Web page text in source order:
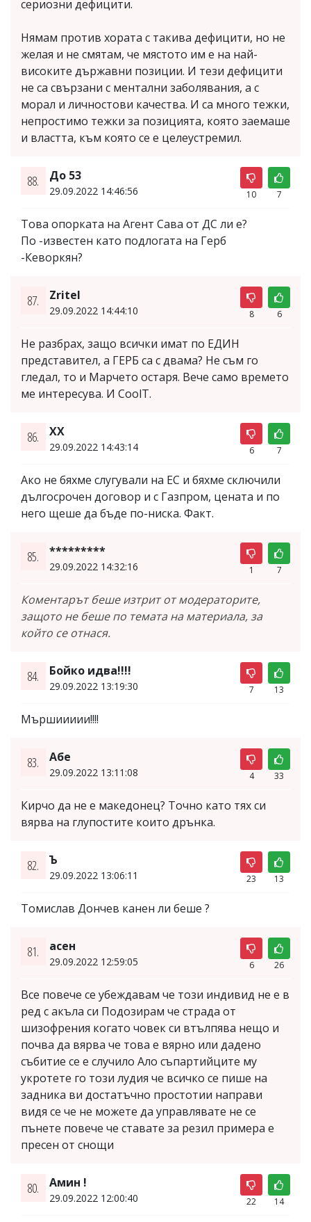
сериозни дефицити.
Нямам против хората с такива дефицити, но не
желая и не смятам, че мястото им е на най-
високите държавни позиции. И тези дефицити
не са свързани с ментални заболявания, а с
морал и личностови качества. И са много тежки,
непростимо тежки за позицията, която заемаше
и властта, към която се е целеустремил.
88. До 53
29.09.2022 14:46:56 10 7
Това опорката на Агент Сава от ДС ли е?
По -известен като подлогата на Герб
-Кеворкян?
87. Zritel
29.09.2022 14:44:10 8 6
Не разбрах, защо всички имат по ЕДИН
представител, а ГЕРБ са с двама? Не съм го
гледал, то и Марчето остаря. Вече само времето
ме интересува. И CoolT.
86. ХХ
29.09.2022 14:43:14 6 7
Ако не бяхме слугували на ЕС и бяхме сключили
дългосрочен договор и с Газпром, цената и по
него щеше да бъде по-ниска. Факт.
85. *********
29.09.2022 14:32:16 1 7
Коментарът беше изтрит от модераторите,
защото не беше по темата на материала, за
който се отнася.
84. Бойко идва!!!!
29.09.2022 13:19:30 7 13
Мършиииии!!!!
83. Абе
29.09.2022 13:11:08 4 33
Кирчо да не е македонец? Точно като тях си
вярва на глупостите които дрънка.
82. Ъ
29.09.2022 13:06:11 23 13
Томислав Дончев канен ли беше ?
81. асен
29.09.2022 12:59:05 6 26
Все повече се убеждавам че този индивид не е в
ред с акъла си Подозирам че страда от
шизофрения когато човек си втълпява нещо и
почва да вярва че това е вярно или дадено
събитие се е случило Ало съпартийците му
укротете го този лудия че всичко се пише на
задника ви достатъчно простотии направи
видя се че не можете да управлявате не се
пънете повече че ставате за резил примера е
пресен от снощи
80. Амин !
29.09.2022 12:00:40 22 14